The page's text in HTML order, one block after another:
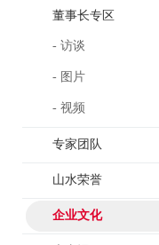
董事长专区
- 访谈
- 图片
- 视频
专家团队
山水荣誉
企业文化